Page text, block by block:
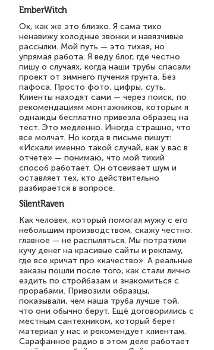
EmberWitch
Ох, как же это близко. Я сама тихо
ненавижу холодные звонки и навязчивые
рассылки. Мой путь — это тихая, но
упрямая работа. Я веду блог, где честно
пишу о случаях, когда наши трубы спасали
проект от зимнего пучения грунта. Без
пафоса. Просто фото, цифры, суть.
Клиенты находят сами — через поиск, по
рекомендациям монтажников, которым я
однажды бесплатно привезла образец на
тест. Это медленно. Иногда страшно, что
все молчат. Но когда в письме пишут:
«Искали именно такой случай, как у вас в
отчете» — понимаю, что мой тихий
способ работает. Он отсеивает шум и
оставляет тех, кто действительно
разбирается в вопросе.
SilentRaven
Как человек, который помогал мужу с его
небольшим производством, скажу честно:
главное — не распыляться. Мы потратили
кучу денег на красивые сайты и рекламу,
где все кричат про «качество». А реальные
заказы пошли после того, как стали лично
ездить по стройбазам и знакомиться с
прорабами. Привозили образцы,
показывали, чем наша труба лучше той,
что они обычно берут. Ещё договорились с
местным сантехником, который берет
материал у нас и рекомендует клиентам.
Сарафанное радио в этом деле работает